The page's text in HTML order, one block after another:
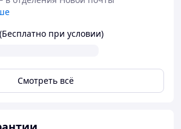
один из сотрудников почты или
что скрывается внутри.
при условии)
Смотреть всё